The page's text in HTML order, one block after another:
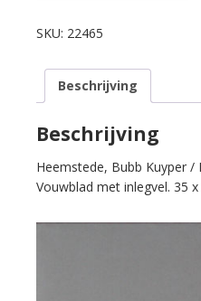
van.
een
geen
en
at.
SKU: 22465
Beschrijving
Beschrijving
Heemstede, Bubb Kuyper /
Vouwblad met inlegvel. 35